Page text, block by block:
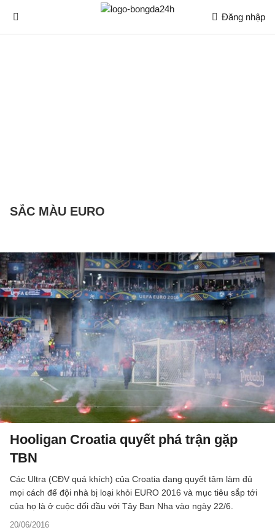
Đăng nhập
SẮC MÀU EURO
Hooligan Croatia quyết phá trận gặp
TBN
Các Ultra (CĐV quá khích) của Croatia đang quyết tâm làm đủ
mọi cách để đội nhà bị loại khỏi EURO 2016 và mục tiêu sắp tới
của họ là ở cuộc đối đầu với Tây Ban Nha vào ngày 22/6.
20/06/2016